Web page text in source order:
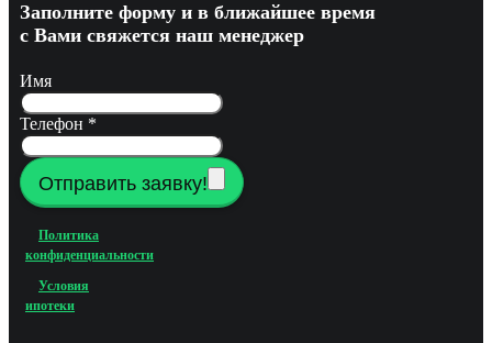
Заполните форму и в ближайшее время
с Вами свяжется наш менеджер
Имя
Телефон *
Отправить заявку!
Политика
конфиденциальности
Условия
ипотеки